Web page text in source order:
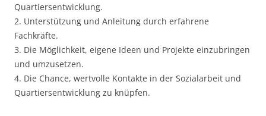
Quartiersentwicklung.
2. Unterstützung und Anleitung durch erfahrene
Fachkräfte.
3. Die Möglichkeit, eigene Ideen und Projekte einzubringen
und umzusetzen.
4. Die Chance, wertvolle Kontakte in der Sozialarbeit und
Quartiersentwicklung zu knüpfen.